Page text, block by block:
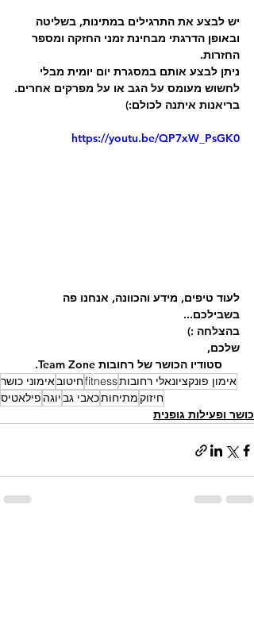
יש לבצע את התרגילים במתינות, בשליטה
ובאופן הדרגתי מבחינת זמני החזקה ומספר
החזרות.
ניתן לבצע אותם במסגרת יום יומית מבלי
לחשוש מעומס על הגב או על מפרקים אחרים.
בריאנות איתנה לכולם:)
https://youtu.be/QP7xW_PsGK0
לעוד טיפים, מידע והכוונה, אנחנו פה
בשבילכם...
בהצלחה :)
שלכם,
סטודיו הכושר של רחובות Team Zone.
אימון פונקציונאלי רחובותfitnessחיטובאימוני כושר
חיזוקמתיחותכאבי גביוגה פילאטיס
כושר ופעילות גופנית